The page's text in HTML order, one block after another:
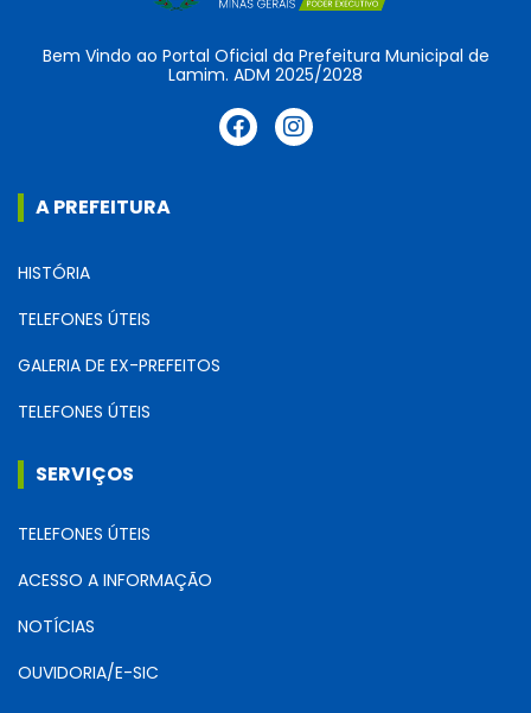
Bem Vindo ao Portal Oficial da Prefeitura Municipal de
Lamim. ADM 2025/2028
A PREFEITURA
HISTÓRIA
TELEFONES ÚTEIS
GALERIA DE EX-PREFEITOS
TELEFONES ÚTEIS
SERVIÇOS
TELEFONES ÚTEIS
ACESSO A INFORMAÇÃO
NOTÍCIAS
OUVIDORIA/E-SIC